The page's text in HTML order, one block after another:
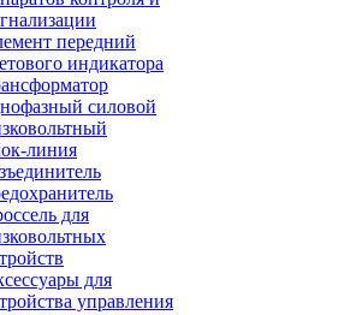
передний
индикатора
силовой
линия
для
для
управления